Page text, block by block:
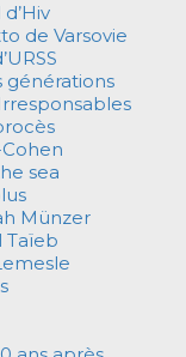
de Varsovie
générations
sea
Münzer
Taïeb